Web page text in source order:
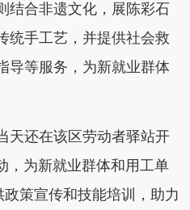
结合非遗文化，展陈彩石
统手工艺，并提供社会救
导等服务，为新就业群体
还在该区劳动者驿站开
，为新就业群体和用工单
政策宣传和技能培训，助力